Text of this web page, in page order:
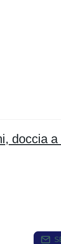
doccia